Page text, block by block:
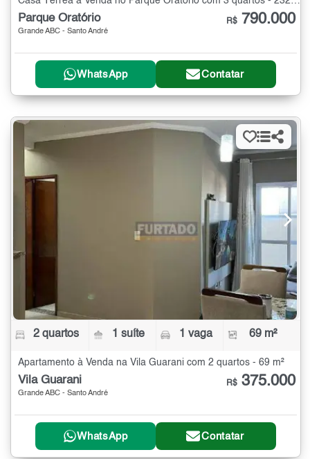
Parque Oratório
Grande ABC - Santo André
R$ 790.000
WhatsApp Contatar
2 quartos 1 suíte 1 vaga 69 m²
Apartamento à Venda na Vila Guarani com 2 quartos - 69 m²
Vila Guarani
Grande ABC - Santo André
R$ 375.000
WhatsApp Contatar